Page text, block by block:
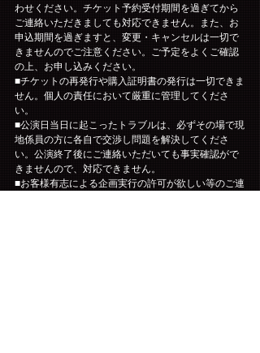
わせください。チケット予約受付期間を過ぎてから
ご連絡いただきましても対応できません。また、お
申込期間を過ぎますと、変更・キャンセルは一切で
きませんのでご注意ください。ご予定をよくご確認
の上、お申し込みください。
■チケットの再発行や購入証明書の発行は一切できま
せん。個人の責任において厳重に管理してくださ
い。
■公演日当日に起こったトラブルは、必ずその場で現
地係員の方に各自で交渉し問題を解決してくださ
い。公演終了後にご連絡いただいても事実確認がで
きませんので、対応できません。
■お客様有志による企画実行の許可が欲しい等のご連